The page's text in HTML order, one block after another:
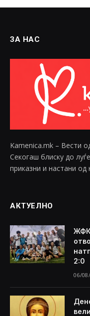
ЗА НАС
Kamenica.mk – Вести
Секогаш блиску до
приказни и настани
АКТУЕЛНО
ЖФК
2:0
06/